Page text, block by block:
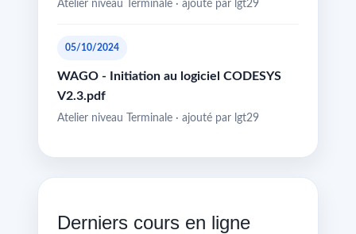
Atelier niveau Terminale · ajouté par lgt29
05/10/2024
WAGO - Initiation au logiciel CODESYS
V2.3.pdf
Atelier niveau Terminale · ajouté par lgt29
Derniers cours en ligne